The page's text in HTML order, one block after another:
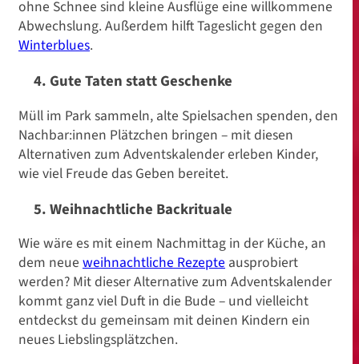
ohne Schnee sind kleine Ausflüge eine willkommene
Abwechslung. Außerdem hilft Tageslicht gegen den
Winterblues.
4. Gute Taten statt Geschenke
Müll im Park sammeln, alte Spielsachen spenden, den
Nachbar:innen Plätzchen bringen – mit diesen
Alternativen zum Adventskalender erleben Kinder,
wie viel Freude das Geben bereitet.
5. Weihnachtliche Backrituale
Wie wäre es mit einem Nachmittag in der Küche, an
dem neue weihnachtliche Rezepte ausprobiert
werden? Mit dieser Alternative zum Adventskalender
kommt ganz viel Duft in die Bude – und vielleicht
entdeckst du gemeinsam mit deinen Kindern ein
neues Liebslingsplätzchen.